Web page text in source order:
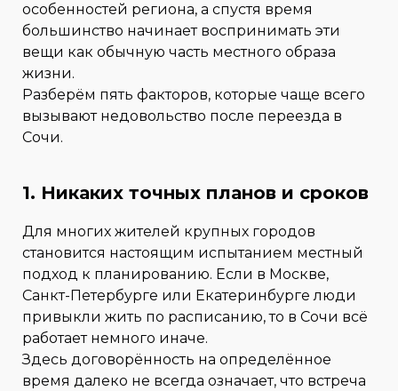
особенностей региона, а спустя время
большинство начинает воспринимать эти
вещи как обычную часть местного образа
жизни.
Разберём пять факторов, которые чаще всего
вызывают недовольство после переезда в
Сочи.
1. Никаких точных планов и сроков
Для многих жителей крупных городов
становится настоящим испытанием местный
подход к планированию. Если в Москве,
Санкт-Петербурге или Екатеринбурге люди
привыкли жить по расписанию, то в Сочи всё
работает немного иначе.
Здесь договорённость на определённое
время далеко не всегда означает, что встреча